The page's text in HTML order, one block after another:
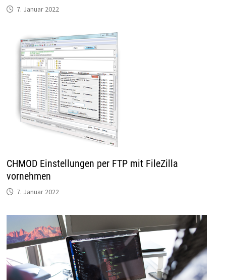
7. Januar 2022
CHMOD Einstellungen per FTP mit FileZilla
vornehmen
7. Januar 2022